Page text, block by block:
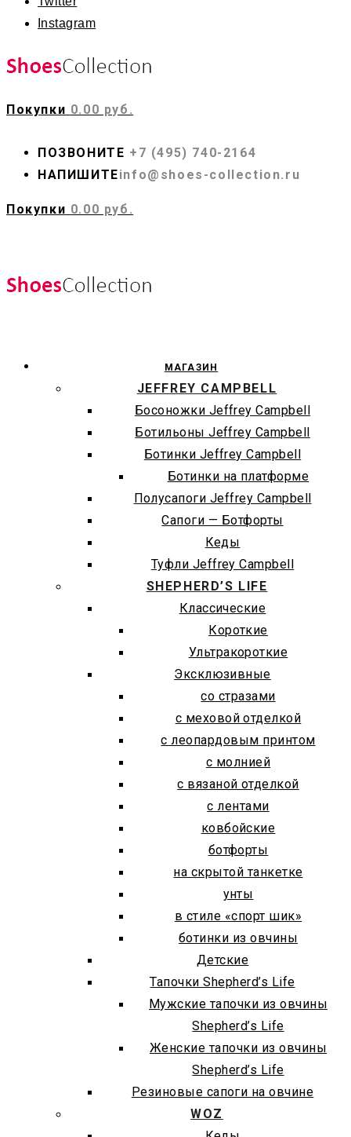
Instagram
Покупки 0.00 руб.
ПОЗВОНИТЕ +7 (495) 740-2164
НАПИШИТЕinfo@shoes-collection.ru
Покупки 0.00 руб.
МАГАЗИН
JEFFREY CAMPBELL
Босоножки Jeffrey Campbell
Ботильоны Jeffrey Campbell
Ботинки Jeffrey Campbell
Ботинки на платформе
Полусапоги Jeffrey Campbell
Сапоги — Ботфорты
Кеды
Туфли Jeffrey Campbell
SHEPHERD’S LIFE
Классические
Короткие
Ультракороткие
Эксклюзивные
со стразами
с меховой отделкой
с леопардовым принтом
с молнией
с вязаной отделкой
с лентами
ковбойские
ботфорты
на скрытой танкетке
унты
в стиле «спорт шик»
ботинки из овчины
Детские
Тапочки Shepherd’s Life
Мужские тапочки из овчины
Shepherd’s Life
Женские тапочки из овчины
Shepherd’s Life
Резиновые сапоги на овчине
WOZ